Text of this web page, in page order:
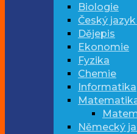
Biologie
Český
Dějepis
Ekonomie
Fyzika
Chemie
Informatika
Německý